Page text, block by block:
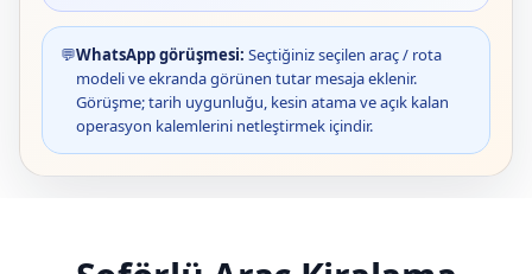
💬WhatsApp görüşmesi: Seçtiğiniz seçilen araç / rota
modeli ve ekranda görünen tutar mesaja eklenir.
Görüşme; tarih uygunluğu, kesin atama ve açık kalan
operasyon kalemlerini netleştirmek içindir.